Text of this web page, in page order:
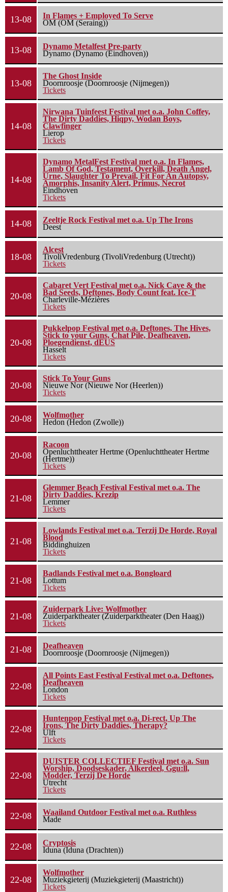
13-08
In Flames + Employed To Serve
OM (OM (Seraing))
13-08
Dynamo Metalfest Pre-party
Dynamo (Dynamo (Eindhoven))
13-08
The Ghost Inside
Doornroosje (Doornroosje (Nijmegen))
Tickets
14-08
Nirwana Tuinfeest Festival met o.a. John Coffey,
The Dirty Daddies, Hiqpy, Wodan Boys,
Clawfinger
Lierop
Tickets
14-08
Dynamo MetalFest Festival met o.a. In Flames,
Lamb Of God, Testament, Overkill, Death Angel,
Urne, Slaughter To Prevail, Fit For An Autopsy,
Amorphis, Insanity Alert, Primus, Necrot
Eindhoven
Tickets
14-08
Zeeltje Rock Festival met o.a. Up The Irons
Deest
18-08
Alcest
TivoliVredenburg (TivoliVredenburg (Utrecht))
Tickets
20-08
Cabaret Vert Festival met o.a. Nick Cave & the
Bad Seeds, Deftones, Body Count feat. Ice-T
Charleville-Mézières
Tickets
20-08
Pukkelpop Festival met o.a. Deftones, The Hives,
Stick to your Guns, Chat Pile, Deafheaven,
Ploegendienst, dEUS
Hasselt
Tickets
20-08
Stick To Your Guns
Nieuwe Nor (Nieuwe Nor (Heerlen))
Tickets
20-08
Wolfmother
Hedon (Hedon (Zwolle))
20-08
Racoon
Openluchttheater Hertme (Openluchttheater Hertme
(Hertme))
Tickets
21-08
Glemmer Beach Festival Festival met o.a. The
Dirty Daddies, Krezip
Lemmer
Tickets
21-08
Lowlands Festival met o.a. Terzij De Horde, Royal
Blood
Biddinghuizen
Tickets
21-08
Badlands Festival met o.a. Bongloard
Lottum
Tickets
21-08
Zuiderpark Live: Wolfmother
Zuiderparktheater (Zuiderparktheater (Den Haag))
Tickets
21-08
Deafheaven
Doornroosje (Doornroosje (Nijmegen))
22-08
All Points East Festival Festival met o.a. Deftones,
Deafheaven
London
Tickets
22-08
Huntenpop Festival met o.a. Di-rect, Up The
Irons, The Dirty Daddies, Therapy?
Ulft
Tickets
22-08
DUISTER COLLECTIEF Festival met o.a. Sun
Worship, Doodseskader, Alkerdeel, Ggu:ll,
Modder, Terzij De Horde
Utrecht
Tickets
22-08
Waailand Outdoor Festival met o.a. Ruthless
Made
22-08
Cryptosis
Iduna (Iduna (Drachten))
22-08
Wolfmother
Muziekgieterij (Muziekgieterij (Maastricht))
Tickets